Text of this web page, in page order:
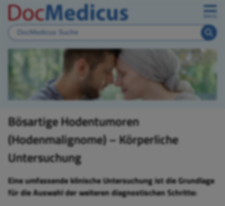
Bösartige Hodentumoren
(Hodenmalignome) – Körperliche
Untersuchung
Eine umfassende klinische Untersuchung ist die Grundlage
für die Auswahl der weiteren diagnostischen Schritte: